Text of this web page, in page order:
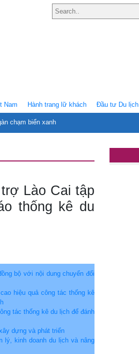
chạm biển xanh
Nam Hành trang lữ khách Ðầu tư Du lịch
Lào Cai tập
thống kê du
bộ với nội dung chuyển đổi
hiệu quả công tác thống kê
tác thống kê du lịch để đánh
dựng và phát triển
lý, kinh doanh du lịch và nâng